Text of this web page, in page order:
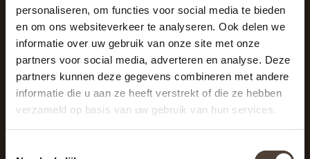
personaliseren, om functies voor social media te bieden
en om ons websiteverkeer te analyseren. Ook delen we
informatie over uw gebruik van onze site met onze
partners voor social media, adverteren en analyse. Deze
partners kunnen deze gegevens combineren met andere
informatie die u aan ze heeft verstrekt of die ze hebben
verzameld op basis van uw gebruik van hun services.
De Woonhoek - Landelijk leven